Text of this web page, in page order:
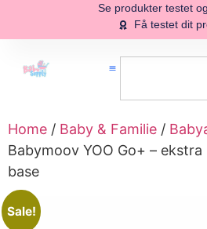
Se produkter testet
Få testet dit
Home / Baby & Familie /
Babymoov YOO Go+ –
base
Sale!